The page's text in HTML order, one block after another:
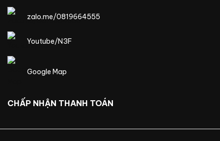
zalo.me/0819664555
Youtube/N3F
Google Map
CHẤP NHẬN THANH TOÁN